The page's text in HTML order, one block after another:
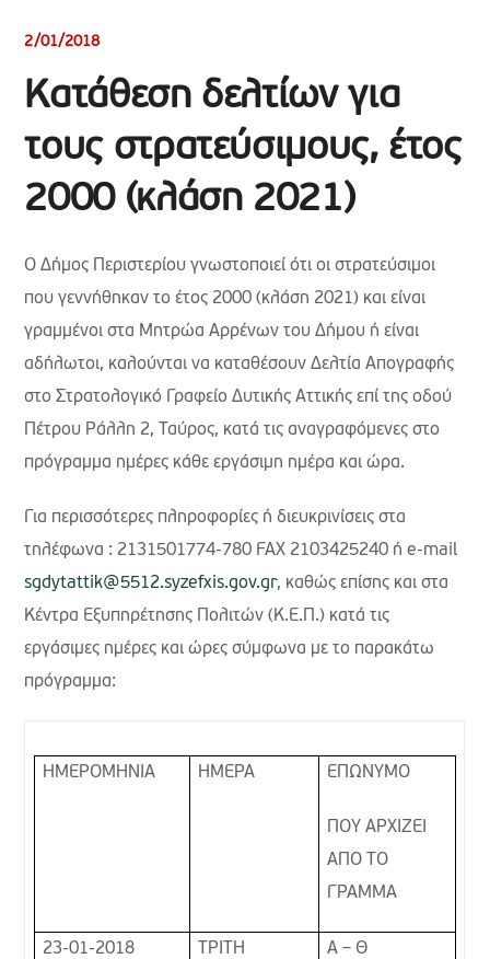
2/01/2018
Κατάθεση δελτίων για
τους στρατεύσιμους, έτος
2000 (κλάση 2021)
Ο Δήμος Περιστερίου γνωστοποιεί ότι οι στρατεύσιμοι
που γεννήθηκαν το έτος 2000 (κλάση 2021) και είναι
γραμμένοι στα Μητρώα Αρρένων του Δήμου ή είναι
αδήλωτοι, καλούνται να καταθέσουν Δελτία Απογραφής
στο Στρατολογικό Γραφείο Δυτικής Αττικής επί της οδού
Πέτρου Ράλλη 2, Ταύρος, κατά τις αναγραφόμενες στο
πρόγραμμα ημέρες κάθε εργάσιμη ημέρα και ώρα.
Για περισσότερες πληροφορίες ή διευκρινίσεις στα
τηλέφωνα : 2131501774-780 FAX 2103425240 ή e-mail
sgdytattik@5512.syzefxis.gov.gr, καθώς επίσης και στα
Κέντρα Εξυπηρέτησης Πολιτών (Κ.Ε.Π.) κατά τις
εργάσιμες ημέρες και ώρες σύμφωνα με το παρακάτω
πρόγραμμα:
ΗΜΕΡΟΜΗΝΙΑ ΗΜΕΡΑ ΕΠΩΝΥΜΟ
ΠΟΥ ΑΡΧΙΖΕΙ
ΑΠΟ ΤΟ
ΓΡΑΜΜΑ
23-01-2018 ΤΡΙΤΗ Α – Θ